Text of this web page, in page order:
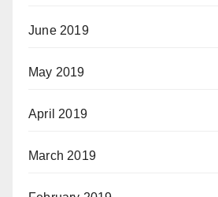
June 2019
May 2019
April 2019
March 2019